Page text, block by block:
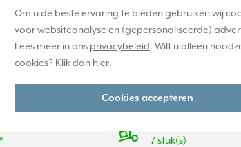
Om u de beste ervaring te bieden gebruiken wij
voor websiteanalyse en (gepersonaliseerde)
Lees meer in ons privacybeleid. Wilt u alleen
cookies? Klik dan hier.
Cookies accepteren
3 stuk(s)
120 minuten (11120)
120 minuten. Belastbaar tot 16A/250V AC.
een draaiknop en afdekraam in de gewenste serie
7 stuk(s)